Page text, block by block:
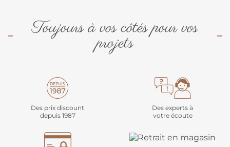
Toujours à vos côtés pour vos
projets
Des prix discount
depuis 1987
Des experts à
votre écoute